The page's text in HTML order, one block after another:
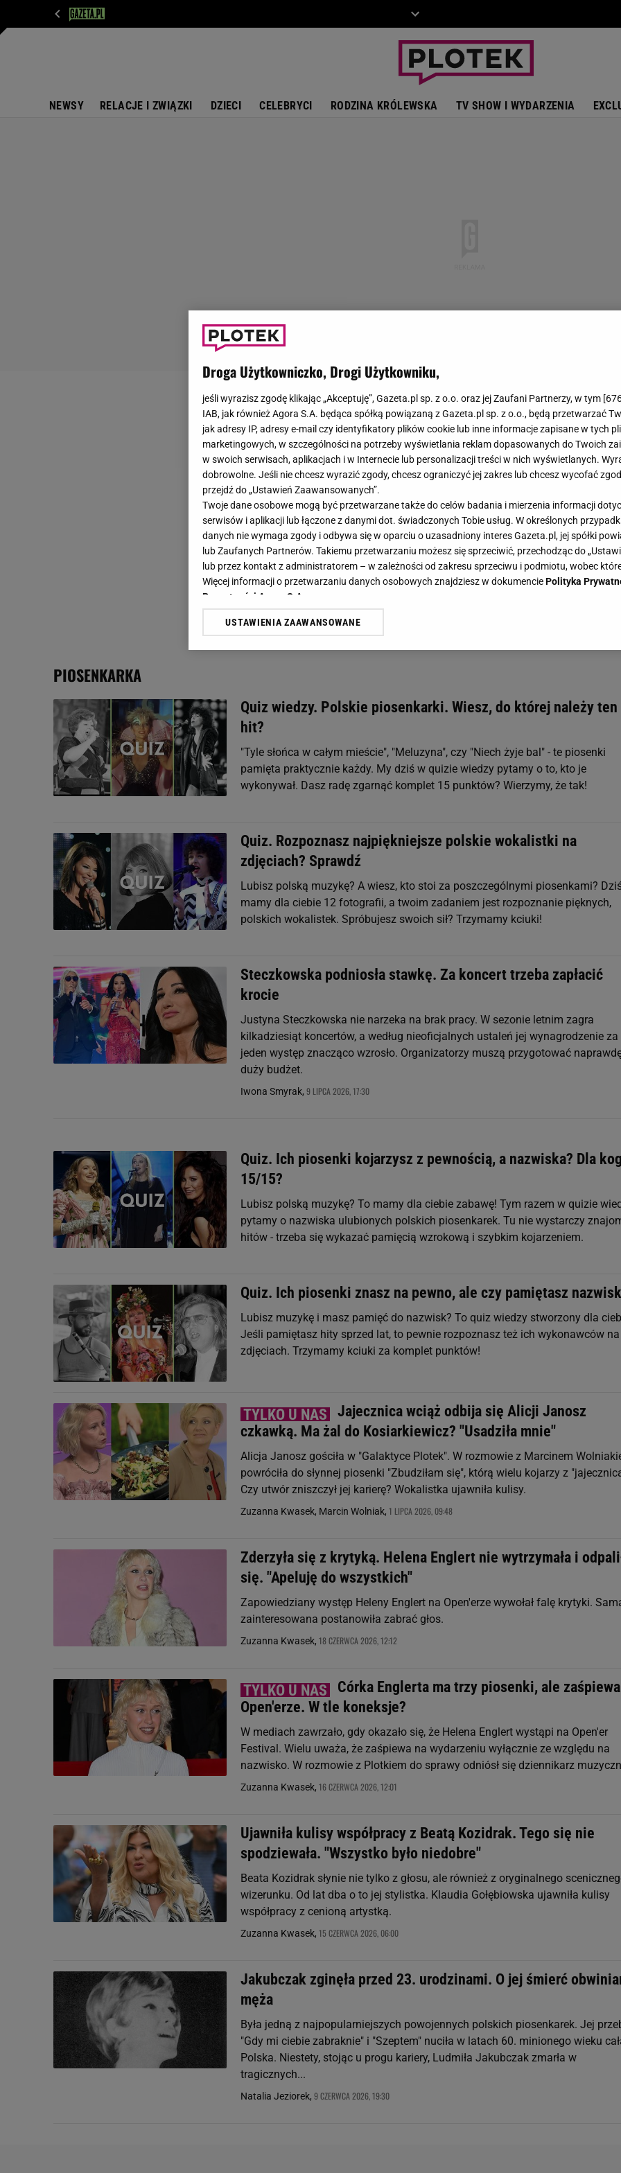
NEWSY RELACJE I ZWIĄZKI DZIECI CELEBRYCI RODZINA KRÓLEWSKA TV SHOW I WYDARZENIA
PIOSENKARKA
Quiz wiedzy. Polskie piosenkarki. Wiesz, do której należy ten
hit?
"Tyle słońca w całym mieście", "Meluzyna", czy "Niech żyje bal" - te piosenki
pamięta praktycznie każdy. My dziś w quizie wiedzy pytamy o to, kto je
wykonywał. Dasz radę zgarnąć komplet 15 punktów? Wierzymy, że tak!
Quiz. Rozpoznasz najpiękniejsze polskie wokalistki na
zdjęciach? Sprawdź
Lubisz polską muzykę? A wiesz, kto stoi za poszczególnymi piosenkami?
mamy dla ciebie 12 fotografii, a twoim zadaniem jest rozpoznanie pięknych,
polskich wokalistek. Spróbujesz swoich sił? Trzymamy kciuki!
Steczkowska podniosła stawkę. Za koncert trzeba zapłacić
krocie
Justyna Steczkowska nie narzeka na brak pracy. W sezonie letnim zagra
kilkadziesiąt koncertów, a według nieoficjalnych ustaleń jej wynagrodzenie za
jeden występ znacząco wzrosło. Organizatorzy muszą przygotować
duży budżet.
Iwona Smyrak, 9 LIPCA 2026, 17:30
Quiz. Ich piosenki kojarzysz z pewnością, a nazwiska? Dla
15/15?
Lubisz polską muzykę? To mamy dla ciebie zabawę! Tym razem w quizie
pytamy o nazwiska ulubionych polskich piosenkarek. Tu nie wystarczy
hitów - trzeba się wykazać pamięcią wzrokową i szybkim kojarzeniem.
Quiz. Ich piosenki znasz na pewno, ale czy pamiętasz
Lubisz muzykę i masz pamięć do nazwisk? To quiz wiedzy stworzony dla
Jeśli pamiętasz hity sprzed lat, to pewnie rozpoznasz też ich wykonawców na
zdjęciach. Trzymamy kciuki za komplet punktów!
Jajecznica wciąż odbija się Alicji Janosz
czkawką. Ma żal do Kosiarkiewicz? "Usadziła mnie"
Alicja Janosz gościła w "Galaktyce Plotek". W rozmowie z Marcinem
powróciła do słynnej piosenki "Zbudziłam się", którą wielu kojarzy z
Czy utwór zniszczył jej karierę? Wokalistka ujawniła kulisy.
Zuzanna Kwasek, Marcin Wolniak, 1 LIPCA 2026, 09:48
Zderzyła się z krytyką. Helena Englert nie wytrzymała i
się. "Apeluję do wszystkich"
Zapowiedziany występ Heleny Englert na Open'erze wywołał falę krytyki.
zainteresowana postanowiła zabrać głos.
Zuzanna Kwasek, 18 CZERWCA 2026, 12:12
Córka Englerta ma trzy piosenki, ale
Open'erze. W tle koneksje?
W mediach zawrzało, gdy okazało się, że Helena Englert wystąpi na Open'er
Festival. Wielu uważa, że zaśpiewa na wydarzeniu wyłącznie ze względu na
nazwisko. W rozmowie z Plotkiem do sprawy odniósł się dziennikarz
Zuzanna Kwasek, 16 CZERWCA 2026, 12:01
Ujawniła kulisy współpracy z Beatą Kozidrak. Tego się nie
spodziewała. "Wszystko było niedobre"
Beata Kozidrak słynie nie tylko z głosu, ale również z oryginalnego
wizerunku. Od lat dba o to jej stylistka. Klaudia Gołębiowska ujawniła kulisy
współpracy z cenioną artystką.
Zuzanna Kwasek, 15 CZERWCA 2026, 06:00
Jakubczak zginęła przed 23. urodzinami. O jej śmierć
męża
Była jedną z najpopularniejszych powojennych polskich piosenkarek. Jej
"Gdy mi ciebie zabraknie" i "Szeptem" nuciła w latach 60. minionego wieku
Polska. Niestety, stojąc u progu kariery, Ludmiła Jakubczak zmarła w
tragicznych...
Natalia Jeziorek, 9 CZERWCA 2026, 19:30
Droga Użytkowniczko, Drogi Użytkowniku,
jeśli wyrazisz zgodę klikając „Akceptuję”, Gazeta.pl sp. z o.o. oraz jej Zaufani Partnerzy, w tym [
IAB, jak również Agora S.A. będąca spółką powiązaną z Gazeta.pl sp. z o.o., będą przetwarzać
jak adresy IP, adresy e-mail czy identyfikatory plików cookie lub inne informacje zapisane w tych
marketingowych, w szczególności na potrzeby wyświetlania reklam dopasowanych do Twoich
w swoich serwisach, aplikacjach i w Internecie lub personalizacji treści w nich wyświetlanych.
dobrowolne. Jeśli nie chcesz wyrazić zgody, chcesz ograniczyć jej zakres lub chcesz wycofać
przejdź do „Ustawień Zaawansowanych”.
Twoje dane osobowe mogą być przetwarzane także do celów badania i mierzenia informacji
serwisów i aplikacji lub łączone z danymi dot. świadczonych Tobie usług. W określonych
danych nie wymaga zgody i odbywa się w oparciu o uzasadniony interes Gazeta.pl, jej spółki
lub Zaufanych Partnerów. Takiemu przetwarzaniu możesz się sprzeciwić, przechodząc do
lub przez kontakt z administratorem – w zależności od zakresu sprzeciwu i podmiotu, wobec
Więcej informacji o przetwarzaniu danych osobowych znajdziesz w dokumenciePolityka
Prywatności Agora S.A.
Klikając „Akceptuję” wyrażasz też zgodę na zainstalowanie i przechowywanie plików cookie
dotyczące plików cookie, wywołując narzędzie do zarządzania twoimi preferencjami dot.
odnośnik „Ustawienia prywatności ” w stopce serwisu i przechodząc do „Ustawień
My, nasi Zaufani Partnerzy i Agora S.A. możemy przetwarzać dane osobowe w następujących
Użycie dokładnych danych geolokalizacyjnych. Aktywne skanowanie charakterystyki urządzenia
Przechowywanie informacji na urządzeniu lub dostęp do nich. Spersonalizowane reklamy i treści,
badnie odbiorców i ulepszanie usług. Lista Zaufanych Partnerów
USTAWIENIA ZAAWANSOWANE